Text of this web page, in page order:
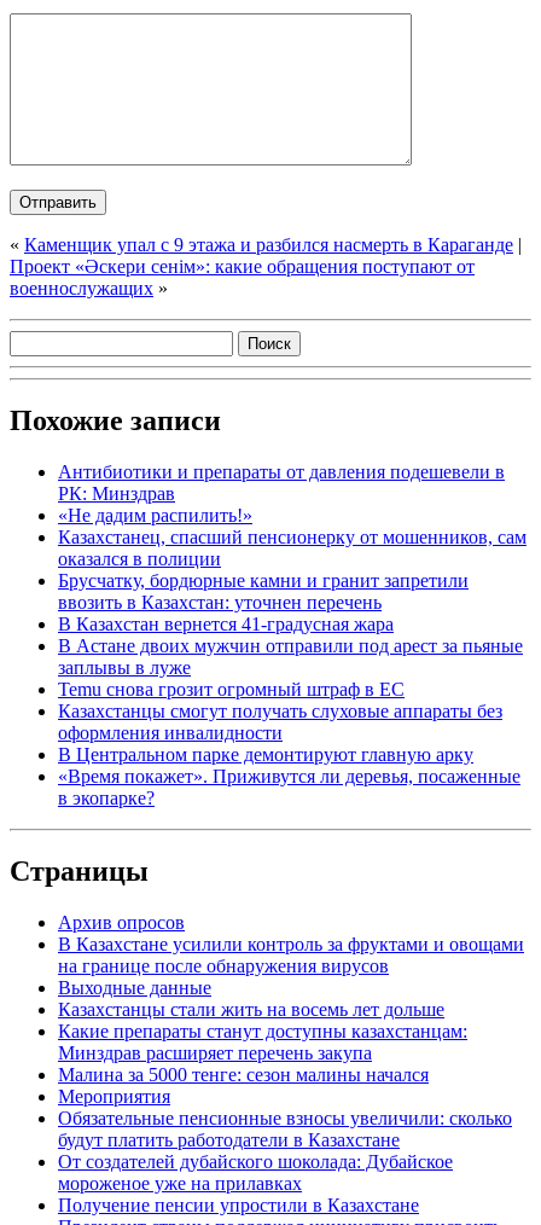
« Каменщик упал с 9 этажа и разбился насмерть в Караганде |
Проект «Әскери сенім»: какие обращения поступают от
военнослужащих »
Похожие записи
Антибиотики и препараты от давления подешевели в
РК: Минздрав
«Не дадим распилить!»
Казахстанец, спасший пенсионерку от мошенников, сам
оказался в полиции
Брусчатку, бордюрные камни и гранит запретили
ввозить в Казахстан: уточнен перечень
В Казахстан вернется 41-градусная жара
В Астане двоих мужчин отправили под арест за пьяные
заплывы в луже
Temu снова грозит огромный штраф в ЕС
Казахстанцы смогут получать слуховые аппараты без
оформления инвалидности
В Центральном парке демонтируют главную арку
«Время покажет». Приживутся ли деревья, посаженные
в экопарке?
Страницы
Архив опросов
В Казахстане усилили контроль за фруктами и овощами
на границе после обнаружения вирусов
Выходные данные
Казахстанцы стали жить на восемь лет дольше
Какие препараты станут доступны казахстанцам:
Минздрав расширяет перечень закупа
Малина за 5000 тенге: сезон малины начался
Мероприятия
Обязательные пенсионные взносы увеличили: сколько
будут платить работодатели в Казахстане
От создателей дубайского шоколада: Дубайское
мороженое уже на прилавках
Получение пенсии упростили в Казахстане